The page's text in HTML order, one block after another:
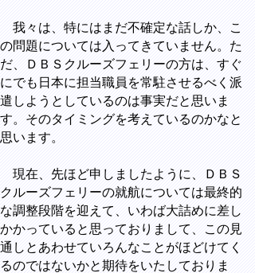
我々は、特にはまだ不確定な話しか、こ
の問題については入ってきていません。た
だ、ＤＢＳクルーズフェリーの方は、すぐ
にでも日本に担当職員を常駐させるべく派
遣しようとしているのは事実だと思いま
す。そのタイミングを考えているのかなと
思います。
現在、先ほど申しましたように、ＤＢＳ
クルーズフェリーの就航については最終的
な調整段階を迎えて、いわば大詰めに差し
かかっていると思っておりまして、この見
通しとあわせていろんなことがほどけてく
るのではないかと期待をいたしておりま